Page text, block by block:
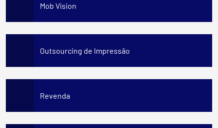
Mob Vision
Outsourcing de Impressão
Revenda